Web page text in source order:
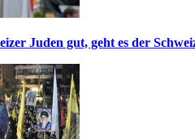
Juden gut, geht es der